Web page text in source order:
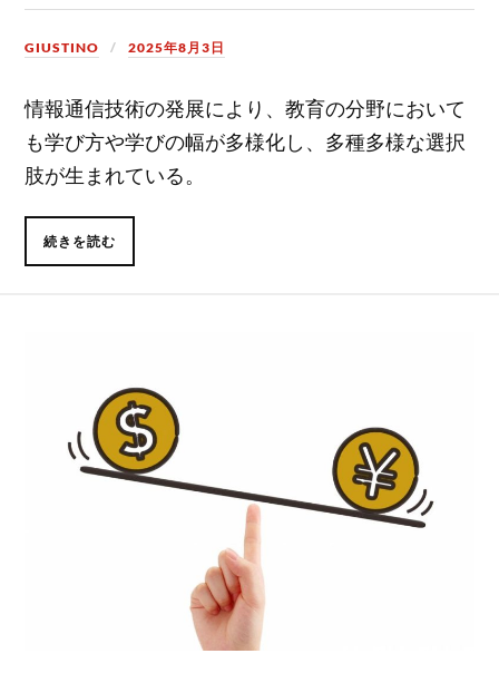
GIUSTINO 2025年8月3日
情報通信技術の発展により、教育の分野において
も学び方や学びの幅が多様化し、多種多様な選択
肢が生まれている。
続きを読む